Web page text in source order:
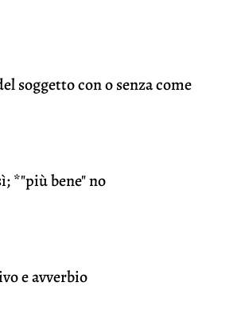
soggetto con o senza come
*"più bene" no
e avverbio